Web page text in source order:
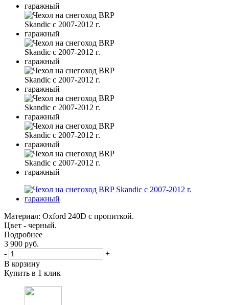
Материал: Oxford 240D с пропиткой.
Цвет - черный.
Подробнее
3 900 руб.
-
+
В корзину
Купить в 1 клик